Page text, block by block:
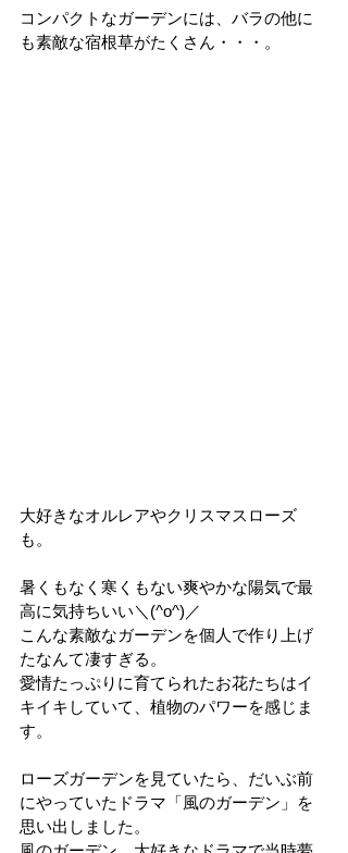
コンパクトなガーデンには、バラの他に
も素敵な宿根草がたくさん・・・。
大好きなオルレアやクリスマスローズ
も。
暑くもなく寒くもない爽やかな陽気で最
高に気持ちいい＼(^o^)／
こんな素敵なガーデンを個人で作り上げ
たなんて凄すぎる。
愛情たっぷりに育てられたお花たちはイ
キイキしていて、植物のパワーを感じま
す。
ローズガーデンを見ていたら、だいぶ前
にやっていたドラマ「風のガーデン」を
思い出しました。